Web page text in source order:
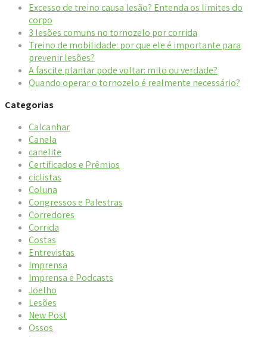
Excesso de treino causa lesão? Entenda os limites do
corpo
3 lesões comuns no tornozelo por corrida
Treino de mobilidade: por que ele é importante para
prevenir lesões?
A fascite plantar pode voltar: mito ou verdade?
Quando operar o tornozelo é realmente necessário?
Categorias
Calcanhar
Canela
canelite
Certificados e Prêmios
ciclistas
Coluna
Congressos e Palestras
Corredores
Corrida
Costas
Entrevistas
Imprensa
Imprensa e Podcasts
Joelho
Lesões
New Post
Ossos